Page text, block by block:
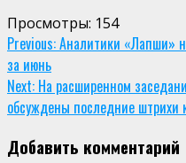
Просмотры: 154
Continue
Reading
Previous:Аналитики «Лапши»
за июнь
Next: На расширенном
обсуждены последние штрихи
Добавить комментарий